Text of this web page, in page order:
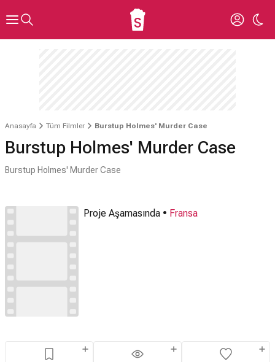
Anasayfa Tüm Filmler Burstup Holmes' Murder Case
Burstup Holmes' Murder Case
Burstup Holmes' Murder Case
Proje Aşamasında • Fransa